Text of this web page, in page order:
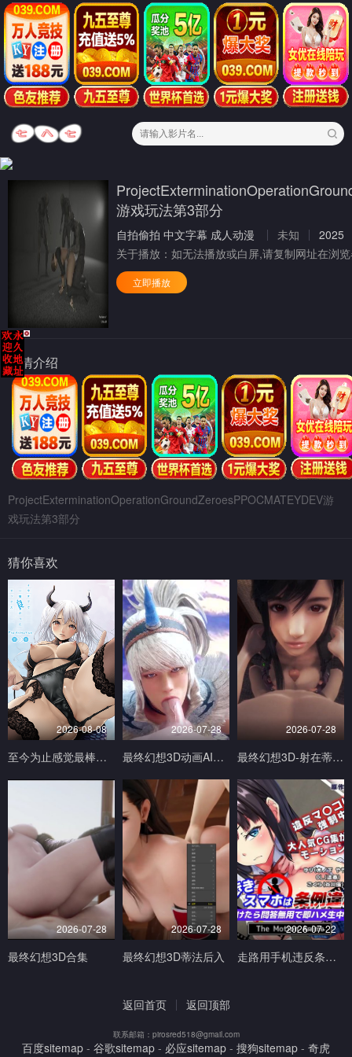
游戏玩法第3部分
自拍偷拍 中文字幕 成人动漫 未知
2025
关于播放： 如无法播放或白屏,请复制网址在浏
立即播放
剧情介绍
ProjectExterminationOperationGroundZeroesPPOCMATEYDEV游
戏玩法第3部分
猜你喜欢
2026-08-08
至今为止感觉最棒的一次做爱1
2026-07-28
最终幻想3D动画AI生成完美画质
2026-07-28
最终幻想3D-射在蒂法的奶子小穴和嘴上V
2026-07-28
最终幻想3D合集
2026-07-28
最终幻想3D蒂法后入
2026-07-22
走路用手机违反条例发现到就问答无用马上无套抽插中出TheMotionAnimed_177879
返回首页 返回顶部
联系邮箱：pirosred518@gmail.com
百度sitemap - 谷歌sitemap - 必应sitemap - 搜狗sitemap - 奇虎